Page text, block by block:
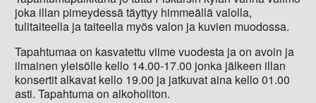
joka illan pimeydessä täyttyy himmeällä valolla,
tulitaiteella ja taiteella myös valon ja kuvien muodossa.
Tapahtumaa on kasvatettu viime vuodesta ja on avoin ja
ilmainen yleisölle kello 14.00-17.00 jonka jälkeen illan
konsertit alkavat kello 19.00 ja jatkuvat aina kello 01.00
asti. Tapahtuma on alkoholiton.